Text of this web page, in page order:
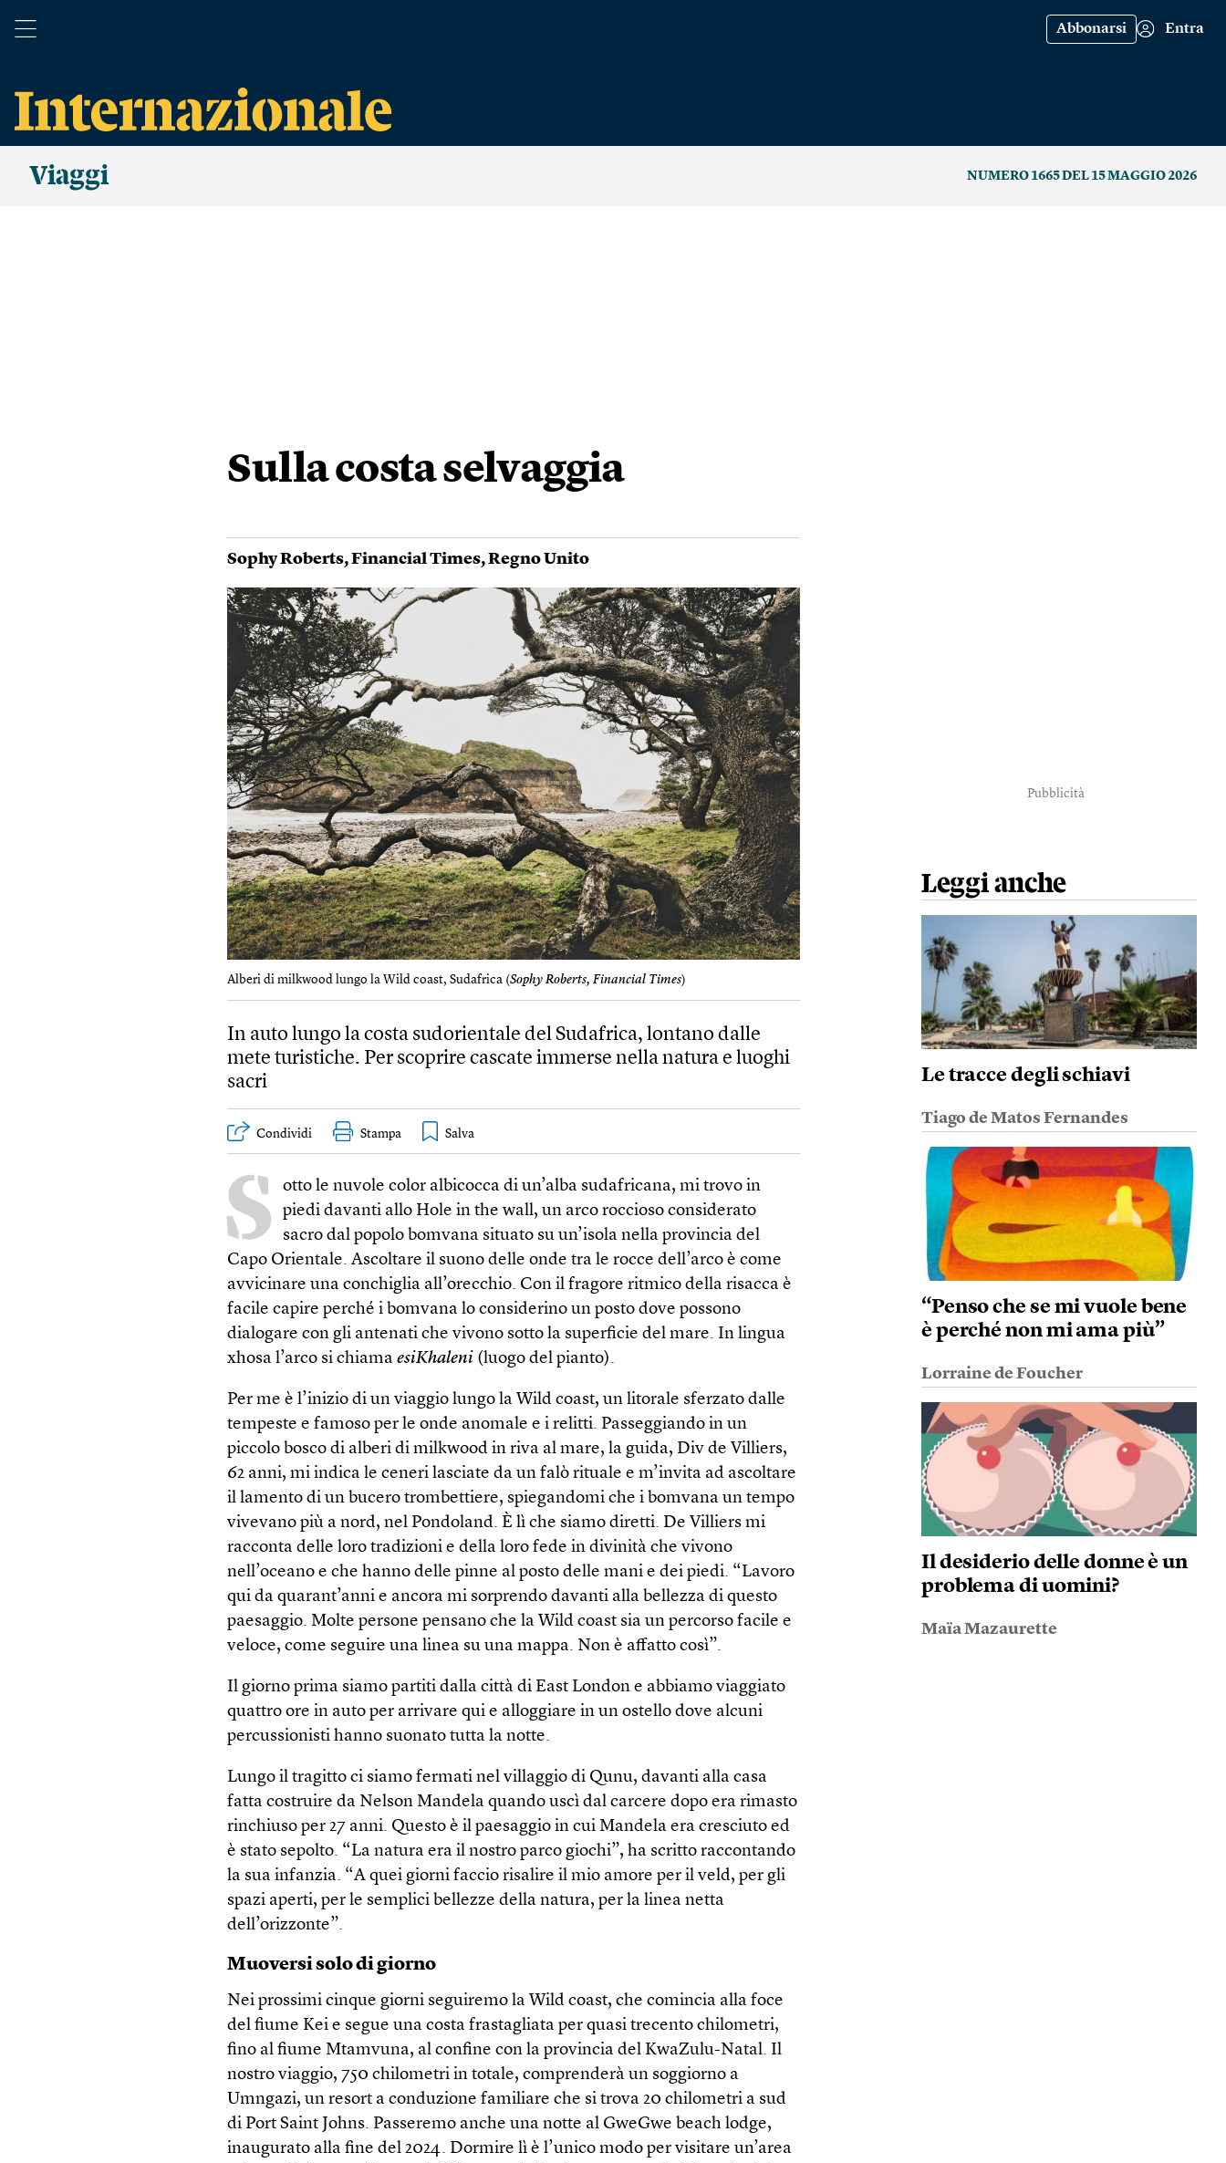
Abbonarsi Entra
Viaggi NUMERO 1665 DEL 15 MAGGIO 2026
Sulla costa selvaggia
Sophy Roberts,Financial Times,Regno Unito
Alberi di milkwood lungo la Wild coast, Sudafrica (Sophy Roberts, Financial Times)
In auto lungo la costa sudorientale del Sudafrica, lontano dalle
mete turistiche. Per scoprire cascate immerse nella natura e luoghi
sacri
Condividi Stampa
S
otto le nuvole color albicocca di un’alba sudafricana, mi trovo in
piedi davanti allo Hole in the wall, un arco roccioso considerato
sacro dal popolo bomvana situato su un’isola nella provincia del
Capo Orientale. Ascoltare il suono delle onde tra le rocce dell’arco è come
avvicinare una conchiglia all’orecchio. Con il fragore ritmico della risacca è
facile capire perché i bomvana lo considerino un posto dove possono
dialogare con gli antenati che vivono sotto la superficie del mare. In lingua
xhosa l’arco si chiamaesiKhaleni (luogo del pianto).
Per me è l’inizio di un viaggio lungo la Wild coast, un litorale sferzato dalle
tempeste e famoso per le onde anomale e i relitti. Passeggiando in un
piccolo bosco di alberi di milkwood in riva al mare, la guida, Div de Villiers,
62 anni, mi indica le ceneri lasciate da un falò rituale e m’invita ad ascoltare
il lamento di un bucero trombettiere, spiegandomi che i bomvana un tempo
vivevano più a nord, nel Pondoland. È lì che siamo diretti. De Villiers mi
racconta delle loro tradizioni e della loro fede in divinità che vivono
nell’oceano e che hanno delle pinne al posto delle mani e dei piedi. “Lavoro
qui da quarant’anni e ancora mi sorprendo davanti alla bellezza di questo
paesaggio. Molte persone pensano che la Wild coast sia un percorso facile e
veloce, come seguire una linea su una mappa. Non è affatto così”.
Il giorno prima siamo partiti dalla città di East London e abbiamo viaggiato
quattro ore in auto per arrivare qui e alloggiare in un ostello dove alcuni
percussionisti hanno suonato tutta la notte.
Lungo il tragitto ci siamo fermati nel villaggio di Qunu, davanti alla casa
fatta costruire da Nelson Mandela quando uscì dal carcere dopo era rimasto
rinchiuso per 27 anni. Questo è il paesaggio in cui Mandela era cresciuto ed
è stato sepolto. “La natura era il nostro parco giochi”, ha scritto raccontando
la sua infanzia. “A quei giorni faccio risalire il mio amore per il veld, per gli
spazi aperti, per le semplici bellezze della natura, per la linea netta
dell’orizzonte”.
Muoversi solo di giorno
Nei prossimi cinque giorni seguiremo la Wild coast, che comincia alla foce
del fiume Kei e segue una costa frastagliata per quasi trecento chilometri,
fino al fiume Mtamvuna, al confine con la provincia del KwaZulu-Natal. Il
nostro viaggio, 750 chilometri in totale, comprenderà un soggiorno a
Umngazi, un resort a conduzione familiare che si trova 20 chilometri a sud
di Port Saint Johns. Passeremo anche una notte al GweGwe beach lodge,
inaugurato alla fine del 2024. Dormire lì è l’unico modo per visitare un’area
Pubblicità
Leggi anche
Le tracce degli schiavi
Tiago de Matos Fernandes
“Penso che se mi vuole bene
è perché non mi ama più”
Lorraine de Foucher
Il desiderio delle donne è un
problema di uomini?
Maïa Mazaurette